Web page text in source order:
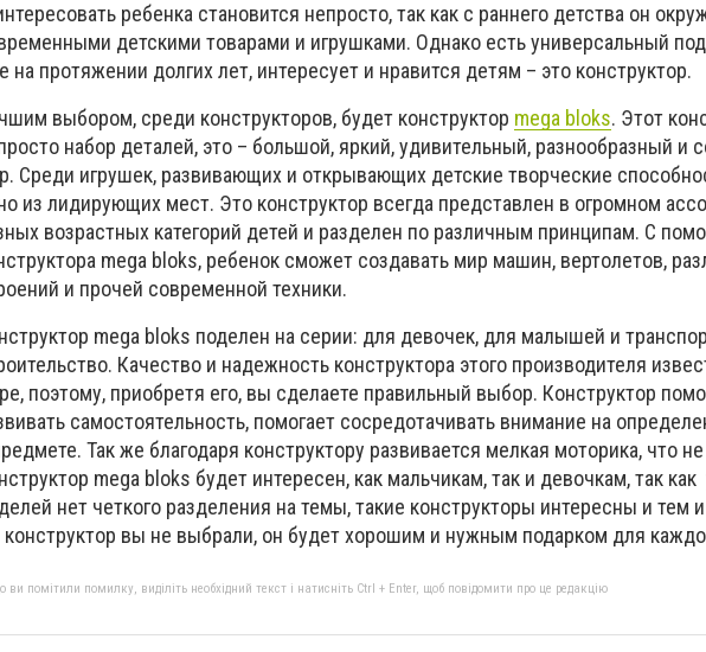
ребенка становится непросто, так как с раннего детства он
детскими товарами и игрушками. Однако есть универсальный
на протяжении долгих лет, интересует и нравится детям – это конструктор.
выбором, среди конструкторов, будет конструктор mega bloks. Этот
набор деталей, это – большой, яркий, удивительный, разнообразный и
Среди игрушек, развивающих и открывающих детские творческие
из лидирующих мест. Это конструктор всегда представлен в огромном
возрастных категорий детей и разделен по различным принципам. С
mega bloks, ребенок сможет создавать мир машин, вертолетов,
и прочей современной техники.
mega bloks поделен на серии: для девочек, для малышей и
Качество и надежность конструктора этого производителя
поэтому, приобретя его, вы сделаете правильный выбор. Конструктор
самостоятельность, помогает сосредотачивать внимание на
Так же благодаря конструктору развивается мелкая моторика, что
mega bloks будет интересен, как мальчикам, так и девочкам, так
нет четкого разделения на темы, такие конструкторы интересны и тем
вы не выбрали, он будет хорошим и нужным подарком для
ви помітили помилку, виділіть необхідний текст і натисніть Ctrl + Enter, щоб повідомити про це редакцію